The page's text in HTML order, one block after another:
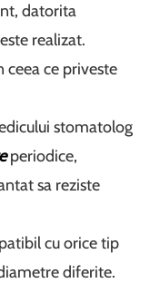
datorita
realizat.
ce priveste
stomatolog
periodice,
sa reziste
cu orice tip
diferite.